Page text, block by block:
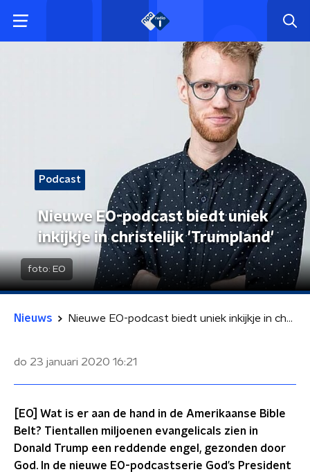
Podcast
Nieuwe EO-podcast biedt uniek
inkijkje in christelijk 'Trumpland'
foto: EO
Nieuws Nieuwe EO-podcast biedt uniek inkijkje in christelijk 'Trumpland'
do 23 januari 2020 16:21
[EO] Wat is er aan de hand in de Amerikaanse Bible
Belt? Tientallen miljoenen evangelicals zien in
Donald Trump een reddende engel, gezonden door
God. In de nieuwe EO-podcastserie God’s President